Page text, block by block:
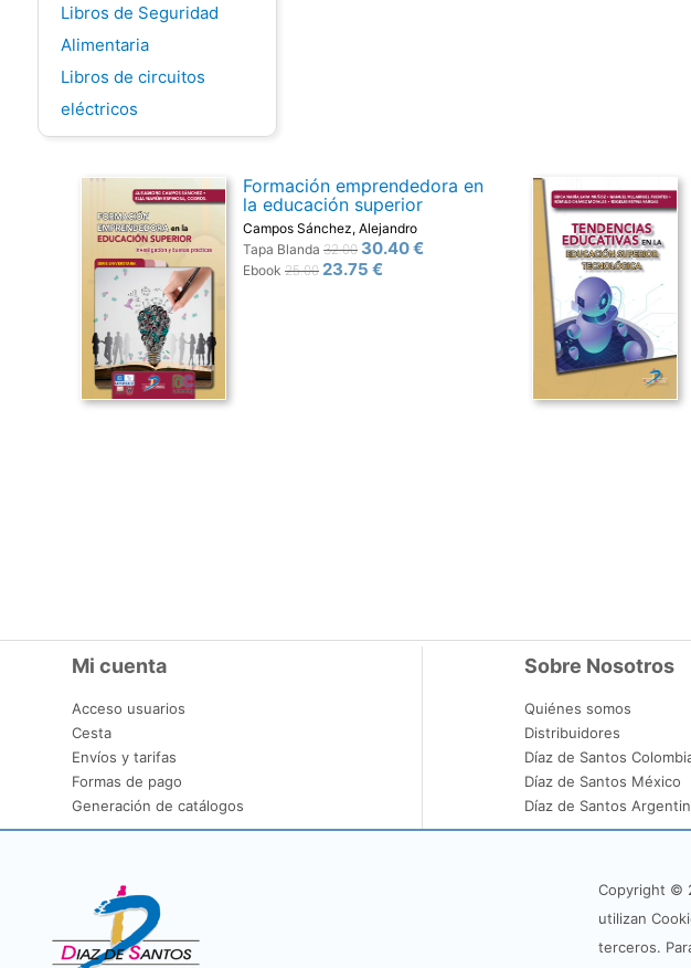
Libros de Seguridad
Alimentaria
Libros de circuitos
eléctricos
Formación emprendedora en
la educación superior
Campos Sánchez, Alejandro
Tapa Blanda32.00 30.40 €
Ebook25.00 23.75 €
Mi cuenta
Acceso usuarios
Cesta
Envíos y tarifas
Formas de pago
Generación de catálogos
Sobre Nosotros
Quiénes somos
Distribuidores
Díaz de Santos
Díaz de Santos México
Díaz de Santos
Copyright ©
utilizan
terceros.